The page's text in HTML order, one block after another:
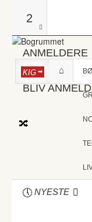
2
ANMELDERE
BLIV
KIG
NYESTE